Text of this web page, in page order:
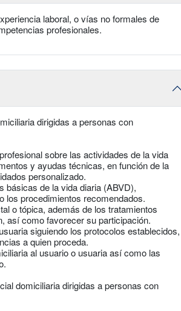
laboral, o vías no formales de
profesionales.
dirigidas a personas con
sobre las actividades de la vida
y ayudas técnicas, en función de la
personalizado.
básicas de la vida diaria (ABVD),
los procedimientos recomendados.
o tópica, además de los tratamientos
así como favorecer su participación.
siguiendo los protocolos establecidos,
a quien proceda.
al usuario o usuaria así como las
domiciliaria dirigidas a personas con